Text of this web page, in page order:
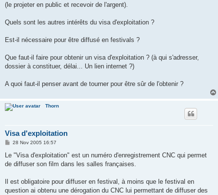
(le projeter en public et recevoir de l'argent).
Quels sont les autres intérêts du visa d'exploitation ?
Est-il nécessaire pour être diffusé en festivals ?
Que faut-il faire pour obtenir un visa d'exploitation ? (à qui s'adresser,
dossier à constituer, délai... Un lien internet ?)
A quoi faut-il penser avant de tourner pour être sûr de l'obtenir ?
Thorn
Visa d'exploitation
P
s
28 Nov 2005 16:57
Le "Visa d'exploitation" est un numéro d'enregistrement CNC qui permet
de diffuser son film dans les salles françaises.
Il est obligatoire pour diffuser en festival, à moins que le festival en
question ai obtenu une dérogation du CNC lui permettant de diffuser des